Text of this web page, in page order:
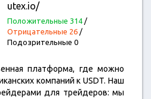
utex.io/
Положительные 314/
Отрицательные 26/
Подозрительные 0
платформа, где можно
компаний к USDT. Наш
для трейдеров: мы